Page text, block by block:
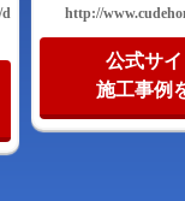
d
http://
公式サ
施工事例